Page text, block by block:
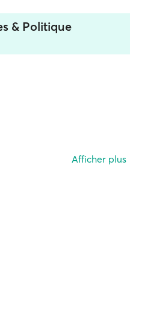
& Politique
Afficher plus